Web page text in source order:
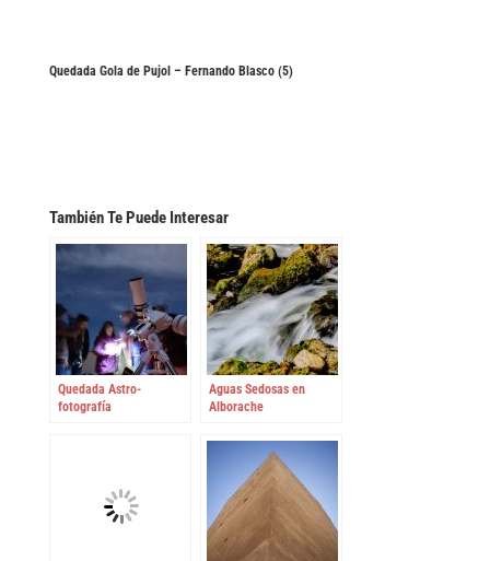
Quedada Gola de Pujol – Fernando Blasco (5)
También Te Puede Interesar
Quedada Astro-
fotografía
Aguas Sedosas en
Alborache